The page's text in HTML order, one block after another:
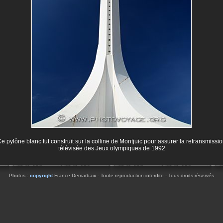
pylône blanc fut construit sur la colline de Montjuic pour assurer la
télévisée des Jeux olympiques de 1992
Photos : copyrightFrance Demarbaix - Toute reproduction interdite - Tous droits réservés